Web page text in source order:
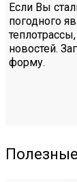
Если Вы
погодного
новостей.
форму.